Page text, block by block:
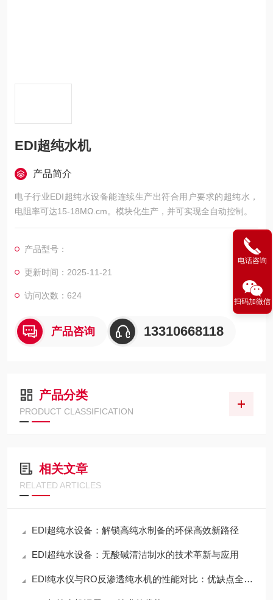
EDI超纯水机
产品简介
电子行业EDI超纯水设备能连续生产出符合用户要求的超纯水，
电阻率可达15-18MΩ.cm。模块化生产，并可实现全自动控制。
产品型号：
更新时间：2025-11-21
访问次数：624
产品咨询 13310668118
产品分类
PRODUCT CLASSIFICATION
相关文章
RELATED ARTICLES
EDI超纯水设备：解锁高纯水制备的环保高效新路径
EDI超纯水设备：无酸碱清洁制水的技术革新与应用
EDI纯水仪与RO反渗透纯水机的性能对比：优缺点全解析
电话咨询
扫码加微信